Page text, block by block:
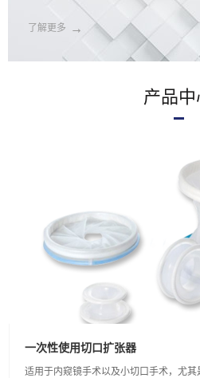
了解更多 →
产品中
一次性使用切口扩张器
适用于内窥镜手术以及小切口手术，尤